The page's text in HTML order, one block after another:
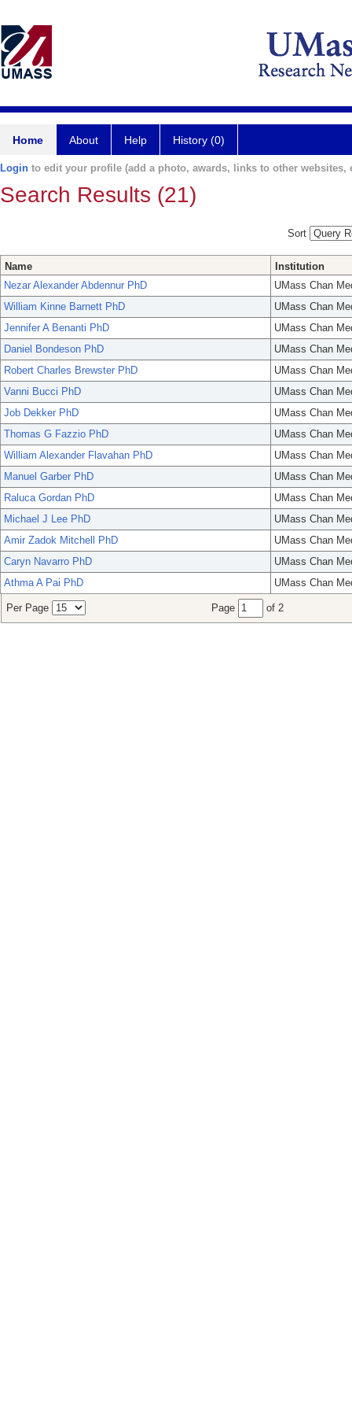
Home About Help History (0)
Login to edit your profile (add a photo, awards, links to other websites,
Search Results (21)
Sort
Name
Institution
Nezar Alexander Abdennur PhD
UMass Chan
William Kinne Barnett PhD
UMass Chan
Jennifer A Benanti PhD
UMass Chan
Daniel Bondeson PhD
UMass Chan
Robert Charles Brewster PhD
UMass Chan
Vanni Bucci PhD
UMass Chan
Job Dekker PhD
UMass Chan
Thomas G Fazzio PhD
UMass Chan
William Alexander Flavahan PhD
UMass Chan
Manuel Garber PhD
UMass Chan
Raluca Gordan PhD
UMass Chan
Michael J Lee PhD
UMass Chan
Amir Zadok Mitchell PhD
UMass Chan
Caryn Navarro PhD
UMass Chan
Athma A Pai PhD
UMass Chan
Per Page Page of 2